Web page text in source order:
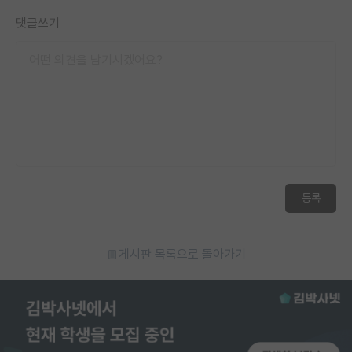
댓글쓰기
등록
게시판 목록으로 돌아가기